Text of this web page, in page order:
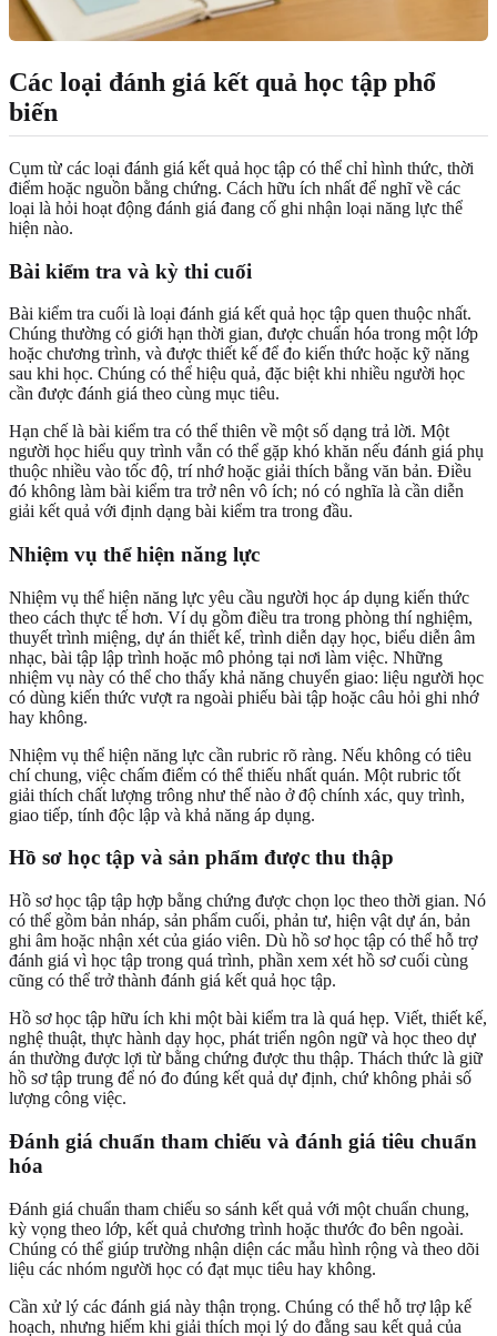
Các loại đánh giá kết quả học tập phổ
biến
Cụm từ các loại đánh giá kết quả học tập có thể chỉ hình thức, thời
điểm hoặc nguồn bằng chứng. Cách hữu ích nhất để nghĩ về các
loại là hỏi hoạt động đánh giá đang cố ghi nhận loại năng lực thể
hiện nào.
Bài kiểm tra và kỳ thi cuối
Bài kiểm tra cuối là loại đánh giá kết quả học tập quen thuộc nhất.
Chúng thường có giới hạn thời gian, được chuẩn hóa trong một lớp
hoặc chương trình, và được thiết kế để đo kiến thức hoặc kỹ năng
sau khi học. Chúng có thể hiệu quả, đặc biệt khi nhiều người học
cần được đánh giá theo cùng mục tiêu.
Hạn chế là bài kiểm tra có thể thiên về một số dạng trả lời. Một
người học hiểu quy trình vẫn có thể gặp khó khăn nếu đánh giá phụ
thuộc nhiều vào tốc độ, trí nhớ hoặc giải thích bằng văn bản. Điều
đó không làm bài kiểm tra trở nên vô ích; nó có nghĩa là cần diễn
giải kết quả với định dạng bài kiểm tra trong đầu.
Nhiệm vụ thể hiện năng lực
Nhiệm vụ thể hiện năng lực yêu cầu người học áp dụng kiến thức
theo cách thực tế hơn. Ví dụ gồm điều tra trong phòng thí nghiệm,
thuyết trình miệng, dự án thiết kế, trình diễn dạy học, biểu diễn âm
nhạc, bài tập lập trình hoặc mô phỏng tại nơi làm việc. Những
nhiệm vụ này có thể cho thấy khả năng chuyển giao: liệu người học
có dùng kiến thức vượt ra ngoài phiếu bài tập hoặc câu hỏi ghi nhớ
hay không.
Nhiệm vụ thể hiện năng lực cần rubric rõ ràng. Nếu không có tiêu
chí chung, việc chấm điểm có thể thiếu nhất quán. Một rubric tốt
giải thích chất lượng trông như thế nào ở độ chính xác, quy trình,
giao tiếp, tính độc lập và khả năng áp dụng.
Hồ sơ học tập và sản phẩm được thu thập
Hồ sơ học tập tập hợp bằng chứng được chọn lọc theo thời gian. Nó
có thể gồm bản nháp, sản phẩm cuối, phản tư, hiện vật dự án, bản
ghi âm hoặc nhận xét của giáo viên. Dù hồ sơ học tập có thể hỗ trợ
đánh giá vì học tập trong quá trình, phần xem xét hồ sơ cuối cùng
cũng có thể trở thành đánh giá kết quả học tập.
Hồ sơ học tập hữu ích khi một bài kiểm tra là quá hẹp. Viết, thiết kế,
nghệ thuật, thực hành dạy học, phát triển ngôn ngữ và học theo dự
án thường được lợi từ bằng chứng được thu thập. Thách thức là giữ
hồ sơ tập trung để nó đo đúng kết quả dự định, chứ không phải số
lượng công việc.
Đánh giá chuẩn tham chiếu và đánh giá tiêu chuẩn
hóa
Đánh giá chuẩn tham chiếu so sánh kết quả với một chuẩn chung,
kỳ vọng theo lớp, kết quả chương trình hoặc thước đo bên ngoài.
Chúng có thể giúp trường nhận diện các mẫu hình rộng và theo dõi
liệu các nhóm người học có đạt mục tiêu hay không.
Cần xử lý các đánh giá này thận trọng. Chúng có thể hỗ trợ lập kế
hoạch, nhưng hiếm khi giải thích mọi lý do đằng sau kết quả của